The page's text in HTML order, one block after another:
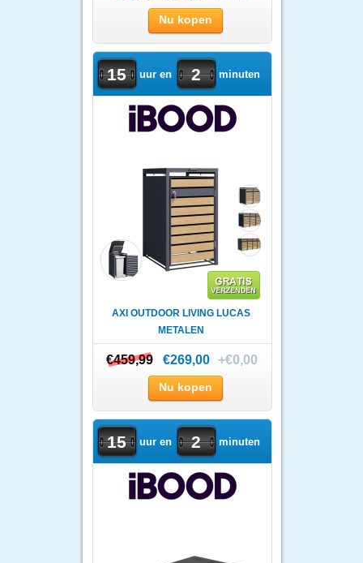
Nu kopen
15 uur en 2 minuten
AXI OUTDOOR LIVING LUCAS
METALEN
CONTAINEROMBOUW |..
€459,99
€459,99 €269,00 +€0,00
Nu kopen
15 uur en 2 minuten